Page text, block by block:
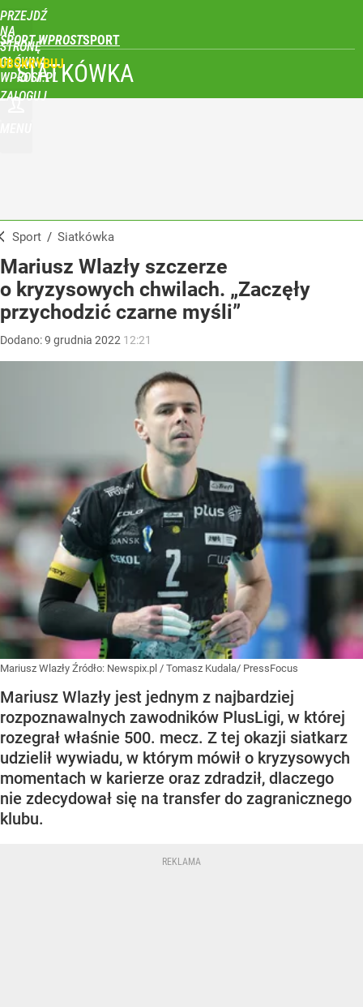
PRZEJDŹ
NA
STRONĘ
GŁÓWNĄ
WPROST.PL
SPORT WPROST
ZALOGUJ
SIATKÓWKA
Sport / Siatkówka
Mariusz Wlazły szczerze
o kryzysowych chwilach. „Zaczęły
przychodzić czarne myśli”
Dodano:9 grudnia 2022 12:21
Mariusz Wlazły Źródło: Newspix.pl / Tomasz Kudala/ PressFocus
Mariusz Wlazły jest jednym z najbardziej
rozpoznawalnych zawodników PlusLigi, w której
rozegrał właśnie 500. mecz. Z tej okazji siatkarz
udzielił wywiadu, w którym mówił o kryzysowych
momentach w karierze oraz zdradził, dlaczego
nie zdecydował się na transfer do zagranicznego
klubu.